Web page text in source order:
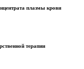
плазмы крови
терапии